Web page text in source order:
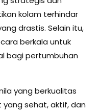
kolam terhindar
drastis. Selain itu,
berkala untuk
bagi pertumbuhan
yang berkualitas
yang sehat, aktif, dan